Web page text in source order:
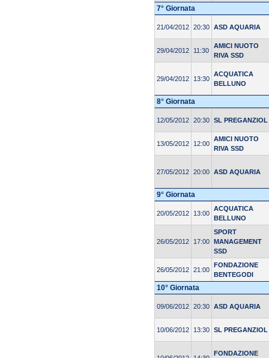
7° Giornata
21/04/2012 20:30 ASD AQUARIA
29/04/2012 11:30
AMICI NUOTO
RIVA SSD
29/04/2012 13:30
ACQUATICA
BELLUNO
8° Giornata
12/05/2012 20:30 SL PREGANZIOL
13/05/2012 12:00
AMICI NUOTO
RIVA SSD
27/05/2012 20:00 ASD AQUARIA
9° Giornata
20/05/2012 13:00
ACQUATICA
BELLUNO
26/05/2012 17:00
SPORT
MANAGEMENT
SSD
26/05/2012 21:00
FONDAZIONE
BENTEGODI
10° Giornata
09/06/2012 20:30 ASD AQUARIA
10/06/2012 13:30 SL PREGANZIOL
FONDAZIONE